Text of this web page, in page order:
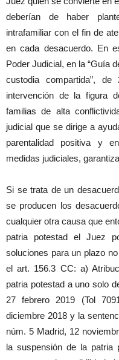
deberían de haber
intrafamiliar con el fin de
en cada desacuerdo. En
Poder Judicial, en la “Guía
custodia compartida”,
intervención de la figura
familias de alta
judicial que se dirige a
parentalidad positiva y
medidas judiciales,
Si se trata de un
se producen los
cualquier otra causa que
patria potestad el Juez
soluciones para un plazo
el art. 156.3 CC: a)
patria potestad a uno solo
27 febrero 2019 (Tol
diciembre 2018 y la
núm. 5 Madrid, 12
la suspensión de la patria